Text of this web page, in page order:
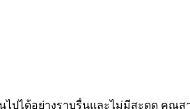
ไปได้อย่างราบรื่นและไม่มีสะดุด คุณ